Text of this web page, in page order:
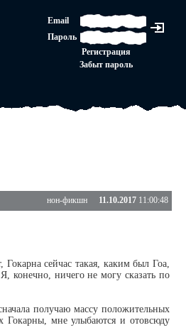
Email
Пароль
Регистрация
Забыт пароль
нон-фикшн 11.10.2017 11:00:48
сейчас такая, каким был Гоа,
конечно, ничего не могу сказать по
получаю массу положительных
Гокарны, мне улыбаются и отовсюду